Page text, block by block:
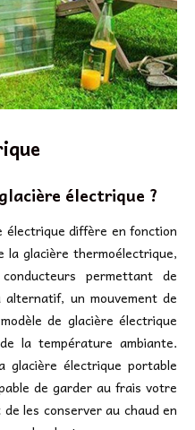
électrique ?
électrique diffère en fonction
la glacière thermoélectrique,
permettant de
un mouvement de
de glacière électrique
la température ambiante.
glacière électrique portable
de garder au frais votre
les conserver au chaud en